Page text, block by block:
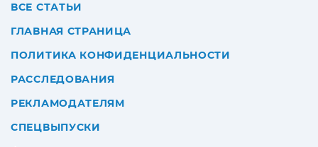
ВСЕ СТАТЬИ
ГЛАВНАЯ СТРАНИЦА
ПОЛИТИКА КОНФИДЕНЦИАЛЬНОСТИ
РАССЛЕДОВАНИЯ
РЕКЛАМОДАТЕЛЯМ
СПЕЦВЫПУСКИ